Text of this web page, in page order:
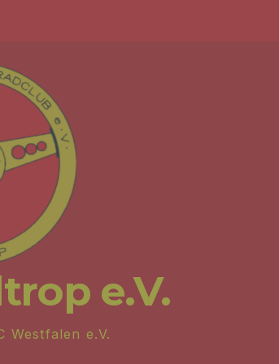
e.V.
Westfalen e.V.